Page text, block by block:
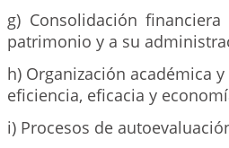
g) Consolidación
patrimonio y a su
h) Organización académica
eficiencia, eficacia y
i) Procesos de